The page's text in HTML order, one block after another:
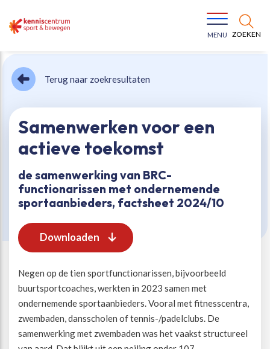
ZOEKEN
MENU
Terug naar zoekresultaten
Samenwerken voor een
actieve toekomst
de samenwerking van BRC-
functionarissen met ondernemende
sportaanbieders, factsheet 2024/10
Downloaden
Negen op de tien sportfunctionarissen, bijvoorbeeld
buurtsportcoaches, werkten in 2023 samen met
ondernemende sportaanbieders. Vooral met fitnesscentra,
zwembaden, dansscholen of tennis-/padelclubs. De
samenwerking met zwembaden was het vaakst structureel
Jeugd in beweging
Vitaal ouder worden
Beweegvriendelijke omgeving
Kansengelijkheid
Onze missie
Onze werkwijze
Werken bij
Persvoorlichting en Public Affairs